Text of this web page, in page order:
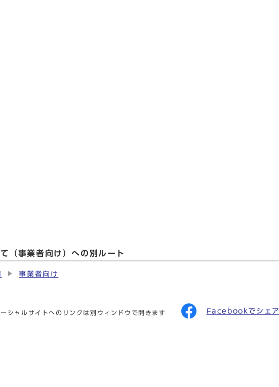
（事業者向け）への別ルート
事業者向け
ーシャルサイトへのリンクは別ウィンドウで開きます Facebookでシェア